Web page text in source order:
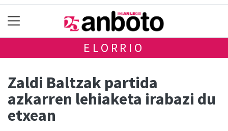
ELORRIO
Zaldi Baltzak partida
azkarren lehiaketa irabazi du
etxean